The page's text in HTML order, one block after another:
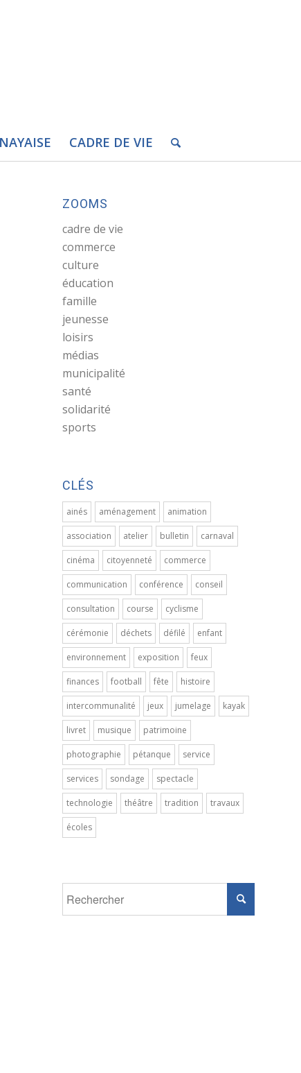
CADRE DE VIE
ZOOMS
cadre de vie
commerce
culture
éducation
famille
jeunesse
loisirs
médias
municipalité
santé
solidarité
sports
CLÉS
ainés aménagement animation
association atelier bulletin carnaval
cinéma citoyenneté commerce
communication conférence conseil
consultation course cyclisme
cérémonie déchets défilé enfant
environnement exposition feux
finances football fête histoire
intercommunalité jeux jumelage kayak
livret musique patrimoine
photographie pétanque service
services sondage spectacle
technologie théâtre tradition travaux
écoles